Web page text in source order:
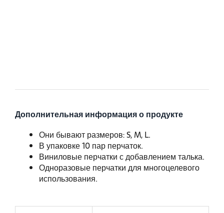
Дополнительная информация о продукте
Они бывают размеров: S, M, L.
В упаковке 10 пар перчаток.
Виниловые перчатки с добавлением талька.
Одноразовые перчатки для многоцелевого
использования.